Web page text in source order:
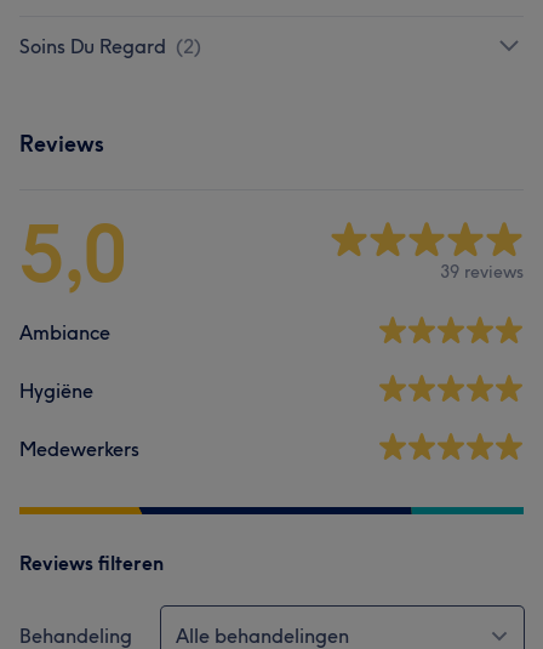
Soins Du Regard (2)
Reviews
5,0 39 reviews
Ambiance
Hygiëne
Medewerkers
Reviews filteren
Behandeling Alle behandelingen